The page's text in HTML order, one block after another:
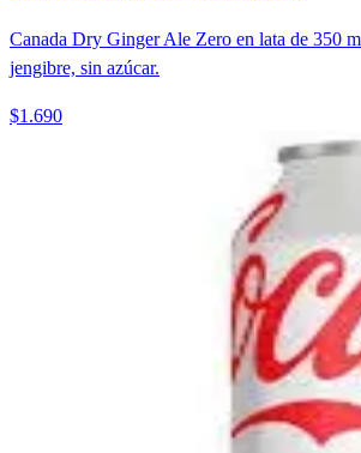
Canada Dry Ginger Ale Zero en lata de 350
jengibre, sin azúcar.
$1.690